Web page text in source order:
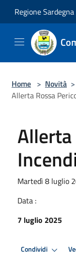
Regione Sardegna
Home > Novità >
Allerta Rossa
Incendi
Martedì 8 luglio
Data :
7 luglio 2025
Condividi